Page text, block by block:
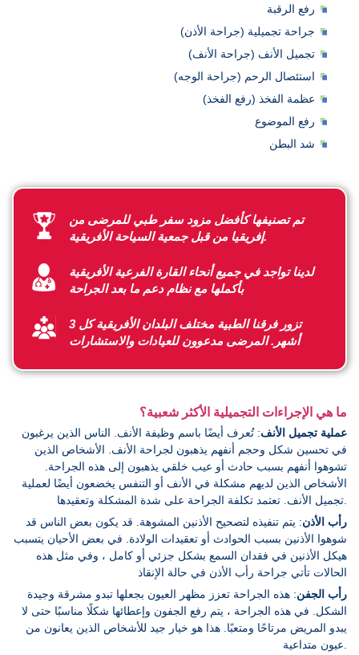
رفع الرقبة
جراحة تجميلية (جراحة الأذن)
تجميل الأنف (جراحة الأنف)
استئصال الرحم (جراحة الوجه)
عظمة الفخذ (رفع الفخذ)
رفع الموضوع
شد البطن
تم تصنيفها كأفضل مزود سفر طبي للمرضى من
إفريقيا من قبل جمعية السياحة الأفريقية.
لدينا تواجد في جميع أنحاء القارة الفرعية الأفريقية
بأكملها مع نظام دعم ما بعد الجراحة
تزور فرقنا الطبية مختلف البلدان الأفريقية كل 3
أشهر. المرضى مدعوون للعيادات والاستشارات
ما هي الإجراءات التجميلية الأكثر شعبية؟
عملية تجميل الأنف: تُعرف أيضًا باسم وظيفة الأنف. الناس الذين يرغبون
في تحسين شكل وحجم أنفهم يذهبون لجراحة الأنف. الأشخاص الذين
تشوهوا أنفهم بسبب حادث أو عيب خلقي يذهبون إلى هذه الجراحة.
الأشخاص الذين لديهم مشكلة في الأنف أو التنفس يخضعون أيضًا لعملية
رأب الأذن: يتم تنفيذه لتصحيح الأذنين المشوهة. قد يكون بعض الناس قد
شوهوا الأذنين بسبب الحوادث أو تعقيدات الولادة. في بعض الأحيان يتسبب
هيكل الأذنين في فقدان السمع بشكل جزئي أو كامل ، وفي مثل هذه
الحالات تأتي جراحة رأب الأذن في حالة الإنقاذ
رأب الجفن: هذه الجراحة تعزز مظهر العيون بجعلها تبدو مشرقة وجيدة
الشكل. في هذه الجراحة ، يتم رفع الجفون وإعطائها شكلًا مناسبًا حتى لا
يبدو المريض مرتاحًا ومتعبًا. هذا هو خيار جيد للأشخاص الذين يعانون من